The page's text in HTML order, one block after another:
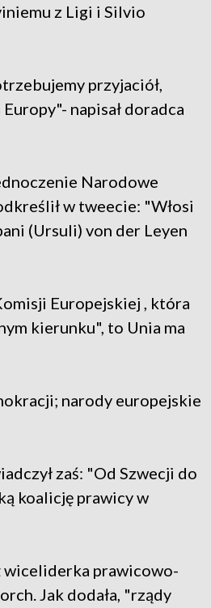
z Ligi i Silvio
przyjaciół,
napisał doradca
Narodowe
w tweecie: "Włosi
(Ursuli) von der Leyen
Europejskiej , która
kierunku", to Unia ma
narody europejskie
zaś: "Od Szwecji do
koalicję prawicy w
wiceliderka prawicowo-
Jak dodała, "rządy